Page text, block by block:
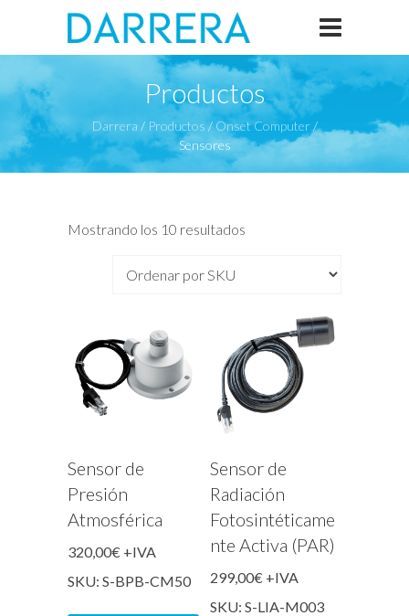
Productos
Darrera / Productos/Onset Computer /
Sensores
Mostrando los 10 resultados
Sensor de
Presión
Atmosférica
320,00€ +IVA
SKU: S-BPB-CM50
Sensor de
Radiación
Fotosintéticame
nte Activa (PAR)
299,00€ +IVA
SKU: S-LIA-M003